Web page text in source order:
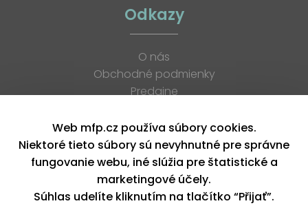
Odkazy
O nás
Obchodné podmienky
Predajne
K stiahnutiu
Blog
Kontakt
Kariéra
XML feed
Web mfp.cz používa súbory cookies.
Niektoré tieto súbory sú nevyhnutné pre správne
fungovanie webu, iné slúžia pre štatistické a
marketingové účely.
Súhlas udelíte kliknutím na tlačítko “Přijať”.